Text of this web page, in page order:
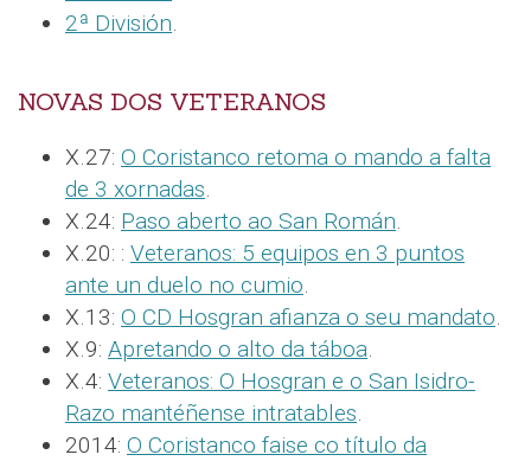
2ª División.
NOVAS DOS VETERANOS
X.27: O Coristanco retoma o mando a falta
de 3 xornadas.
X.24: Paso aberto ao San Román.
X.20: : Veteranos: 5 equipos en 3 puntos
ante un duelo no cumio.
X.13: O CD Hosgran afianza o seu mandato.
X.9: Apretando o alto da táboa.
X.4: Veteranos: O Hosgran e o San Isidro-
Razo mantéñense intratables.
2014: O Coristanco faise co título da